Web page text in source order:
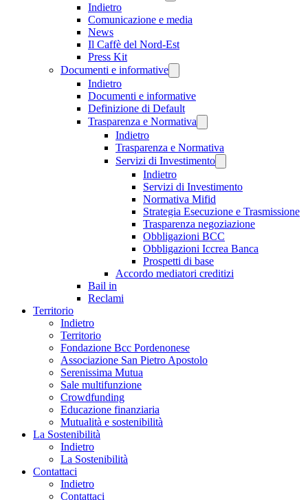
Indietro
Comunicazione e media
News
Il Caffè del Nord-Est
Press Kit
Documenti e informative
Indietro
Documenti e informative
Definizione di Default
Trasparenza e Normativa
Indietro
Trasparenza e Normativa
Servizi di Investimento
Indietro
Servizi di Investimento
Normativa Mifid
Strategia Esecuzione e Trasmissione
Trasparenza negoziazione
Obbligazioni BCC
Obbligazioni Iccrea Banca
Prospetti di base
Accordo mediatori creditizi
Bail in
Reclami
Territorio
Indietro
Territorio
Fondazione Bcc Pordenonese
Associazione San Pietro Apostolo
Serenissima Mutua
Sale multifunzione
Crowdfunding
Educazione finanziaria
Mutualità e sostenibilità
La Sostenibilità
Indietro
La Sostenibilità
Contattaci
Indietro
Contattaci